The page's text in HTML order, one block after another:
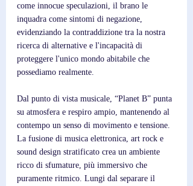
come innocue speculazioni, il brano le
inquadra come sintomi di negazione,
evidenziando la contraddizione tra la nostra
ricerca di alternative e l'incapacità di
proteggere l'unico mondo abitabile che
possediamo realmente.
Dal punto di vista musicale, “Planet B” punta
su atmosfera e respiro ampio, mantenendo al
contempo un senso di movimento e tensione.
La fusione di musica elettronica, art rock e
sound design stratificato crea un ambiente
ricco di sfumature, più immersivo che
puramente ritmico. Lungi dal separare il